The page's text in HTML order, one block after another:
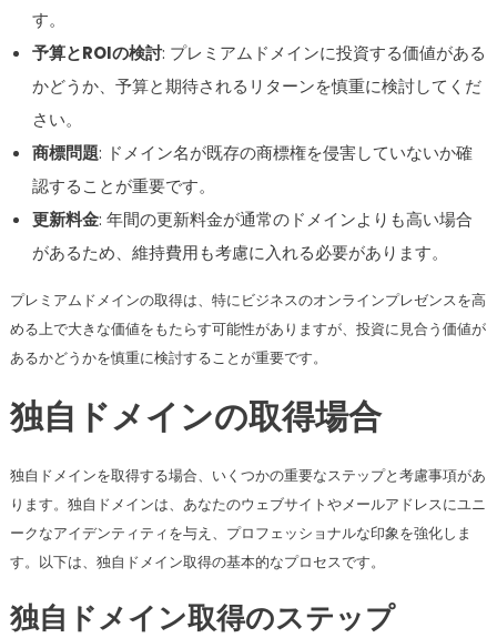
す。
予算とROIの検討: プレミアムドメインに投資する価値がある
かどうか、予算と期待されるリターンを慎重に検討してくだ
さい。
商標問題: ドメイン名が既存の商標権を侵害していないか確
認することが重要です。
更新料金: 年間の更新料金が通常のドメインよりも高い場合
があるため、維持費用も考慮に入れる必要があります。
プレミアムドメインの取得は、特にビジネスのオンラインプレゼンスを高
める上で大きな価値をもたらす可能性がありますが、投資に見合う価値が
あるかどうかを慎重に検討することが重要です。
独自ドメインの取得場合
独自ドメインを取得する場合、いくつかの重要なステップと考慮事項があ
ります。独自ドメインは、あなたのウェブサイトやメールアドレスにユニ
ークなアイデンティティを与え、プロフェッショナルな印象を強化しま
す。以下は、独自ドメイン取得の基本的なプロセスです。
独自ドメイン取得のステップ